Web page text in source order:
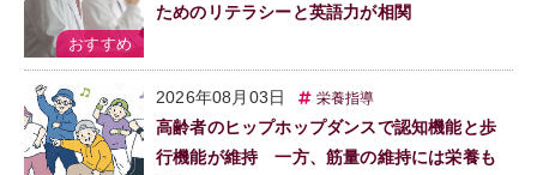
ためのリテラシーと英語力が相関
2026年08月03日 栄養指導
高齢者のヒップホップダンスで認知機能と歩
行機能が維持 一方、筋量の維持には栄養も